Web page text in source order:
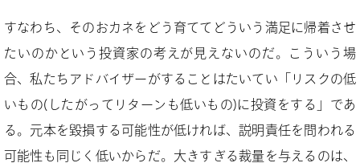
すなわち、そのおカネをどう育ててどういう満足に帰着させ
たいのかという投資家の考えが見えないのだ。こういう場
合、私たちアドバイザーがすることはたいてい「リスクの低
いもの(したがってリターンも低いもの)に投資をする」であ
る。元本を毀損する可能性が低ければ、説明責任を問われる
可能性も同じく低いからだ。大きすぎる裁量を与えるのは、